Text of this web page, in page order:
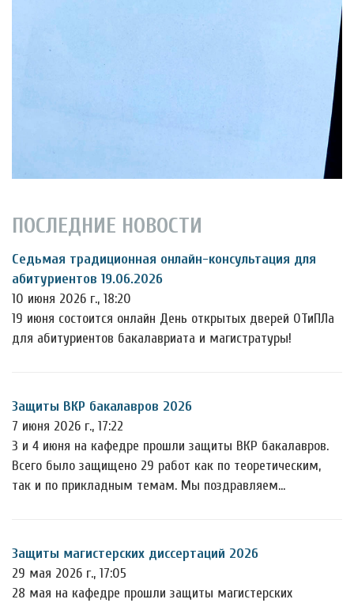
ПОСЛЕДНИЕ НОВОСТИ
Седьмая традиционная онлайн-консультация для
абитуриентов 19.06.2026
10 июня 2026 г., 18:20
19 июня состоится онлайн День открытых дверей ОТиПЛа
для абитуриентов бакалавриата и магистратуры!
Защиты ВКР бакалавров 2026
7 июня 2026 г., 17:22
3 и 4 июня на кафедре прошли защиты ВКР бакалавров.
Всего было защищено 29 работ как по теоретическим,
так и по прикладным темам. Мы поздравляем…
Защиты магистерских диссертаций 2026
29 мая 2026 г., 17:05
28 мая на кафедре прошли защиты магистерских